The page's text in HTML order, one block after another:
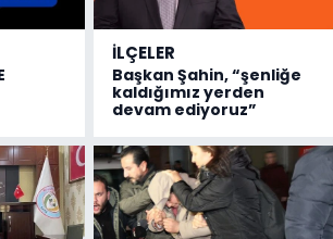
İLÇELER
Başkan Şahin, “şenliğe
kaldığımız yerden
devam ediyoruz”